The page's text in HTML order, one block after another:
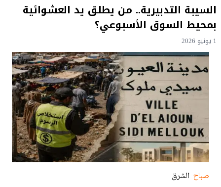
السيبة التدبيرية.. من يطلق يد العشوائية
بمحيط السوق الأسبوعي؟
1 يونيو 2026
صباحالشرق